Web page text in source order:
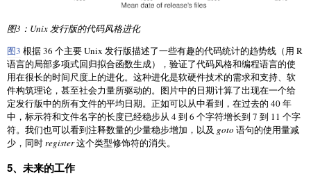
图3：Unix 发行版的代码风格进化
图3 根据 36 个主要 Unix 发行版描述了一些有趣的代码统计的趋势线（用 R
语言的局部多项式回归拟合函数生成），验证了代码风格和编程语言的使
用在很长的时间尺度上的进化。这种进化是软硬件技术的需求和支持、软
件构筑理论，甚至社会力量所驱动的。图片中的日期计算了出现在一个给
定发行版中的所有文件的平均日期。正如可以从中看到，在过去的 40 年
中，标示符和文件名字的长度已经稳步从 4 到 6 个字符增长到 7 到 11 个字
符。我们也可以看到注释数量的少量稳步增加，以及 goto 语句的使用量减
少，同时register这个类型修饰符的消失。
5、未来的工作